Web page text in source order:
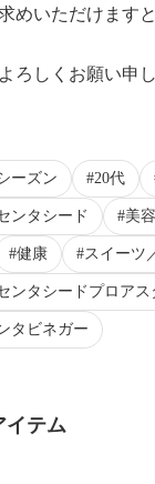
めいただけます
ろしくお願い申
ーズン 20代
ンタシード 美
健康 スイーツ
ンタシードプロアス
タビネガー
イテム